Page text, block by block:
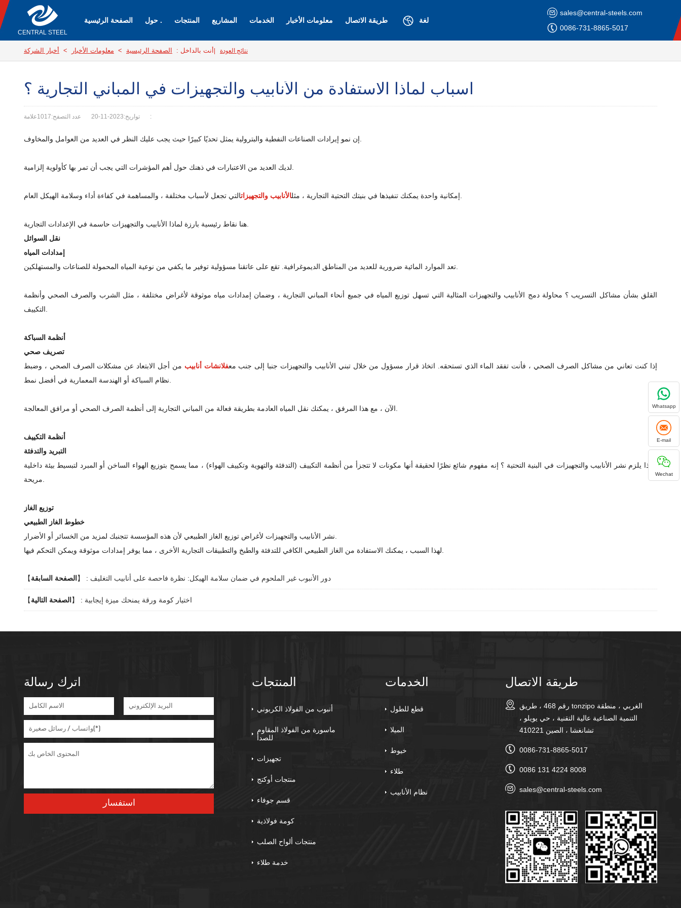
CENTRAL STEEL
الصفحة الرئيسية حول . المنتجات المشاريع الخدمات معلومات الأخبار طريقة الاتصال لغة
sales@central-steels.com
0086-731-8865-5017
نتائج العودة أنت بالداخل : الصفحة الرئيسية > معلومات الأخبار > أخبار الشركة
أسباب لماذا الاستفادة من الأنابيب والتجهيزات في المباني التجارية ؟
تواريخ:2023-11-20 عدد التصفح:1017 علامة:
إمكانية واحدة يمكنك تنفيذها في بنيتك التحتية التجارية ، مثلالأنابيب والتجهيزات
نقل السوائل
إمدادات المياه
القلق بشأن مشاكل التسريب ؟ محاولة دمج الأنابيب والتجهيزات المثالية التي تسهل توزيع المياه في جميع أنحاء المباني التجارية ، وضمان إمدادات مياه موثوقة لأغراض مختلفة ، مثل الشرب والصرف الصحي وأنظمة
أنظمة السباكة
تصريف صحي
إذا كنت تعاني من مشاكل الصرف الصحي ، فأنت تفقد الماء الذي تستحقه. اتخاذ قرار مسؤول من خلال تبني الأنابيب والتجهيزات جنبا إلى جنب معفلانشات أنابيب من أجل الابتعاد عن مشكلات الصرف الصحي ، وضبط
أنظمة التكييف
التبريد والتدفئة
لماذا يلزم نشر الأنابيب والتجهيزات في البنية التحتية ؟ إنه مفهوم شائع نظرًا لحقيقة أنها مكونات لا تتجزأ من أنظمة التكييف (التدفئة والتهوية وتكييف الهواء) ، مما يسمح بتوزيع الهواء الساخن أو المبرد لتبسيط بيئة داخلية
توزيع الغاز
خطوط الغاز الطبيعي
【الصفحة السابقة 】 : دور الأنبوب غير الملحوم في ضمان سلامة الهيكل: نظرة فاحصة على أنابيب التغليف
【الصفحة التالية 】 : اختيار كومة ورقة يمنحك ميزة إيجابية
اترك رسالة المنتجات
أنبوب من الفولاذ الكربوني
ماسورة من الفولاذ المقاوم
للصدأ
تجهيزات
منتجات أوكتج
قسم جوفاء
كومة فولاذية
منتجات ألواح الصلب
خدمة طلاء
الخدمات
قطع للطول
الميلا
خيوط
طلاء
نظام الأنابيب
طريقة الاتصال
رقم 468 ، طريق tonzipo الغربي ، منطقة
التنمية الصناعية عالية التقنية ، حي يويلو ،
تشانغشا ، الصين 410221
0086-731-8865-5017
0086 131 4224 8008
sales@central-steels.com
Whatsapp
E-mail
Wechat